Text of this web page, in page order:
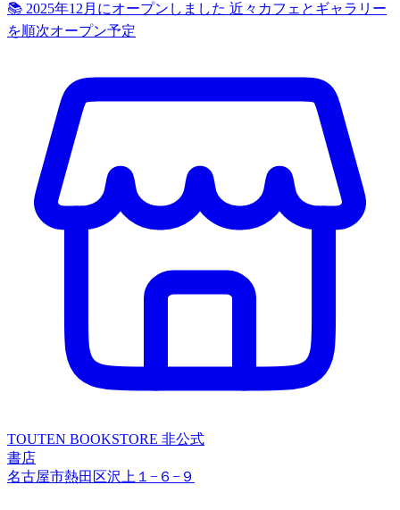
📚 2025年12月にオープンしました 近々カフェとギャラリー
を順次オープン予定
TOUTEN BOOKSTORE 非公式
書店
名古屋市熱田区沢上１−６−９